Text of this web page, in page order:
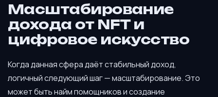
Масштабирование
дохода от NFT и
цифровое искусство
Когда данная сфера даёт стабильный доход,
логичный следующий шаг — масштабирование. Это
может быть найм помощников и создание